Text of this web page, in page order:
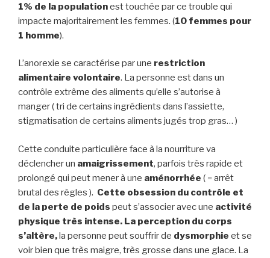
1% de la populationest touchée par ce trouble qui
impacte majoritairement les femmes. (10 femmes pour
1 homme).
L’anorexie se caractérise par une restriction
alimentaire volontaire. La personne est dans un
contrôle extrême des aliments qu’elle s’autorise à
manger ( tri de certains ingrédients dans l’assiette,
stigmatisation de certains aliments jugés trop gras… )
Cette conduite particulière face à la nourriture va
déclencher un amaigrissement, parfois très rapide et
prolongé qui peut mener à une aménorrhée ( = arrêt
brutal des règles ). Cette obsession du contrôle et
de la perte de poids peut s’associer avec une activité
physique très intense. La perception du corps
s’altère,la personne peut souffrir de dysmorphie et se
voir bien que très maigre, très grosse dans une glace. La